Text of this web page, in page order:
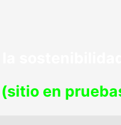
(sitio en